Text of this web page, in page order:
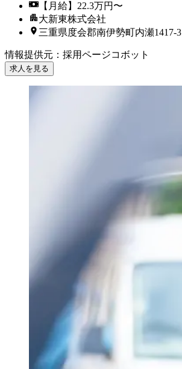
【月給】22.3万円〜
大新東株式会社
三重県度会郡南伊勢町内瀬1417-3
情報提供元 ： 採用ページコボット
求人を見る